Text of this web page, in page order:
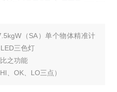
（SA）单个物体精准计
三色灯
之功能
、OK、LO三点）